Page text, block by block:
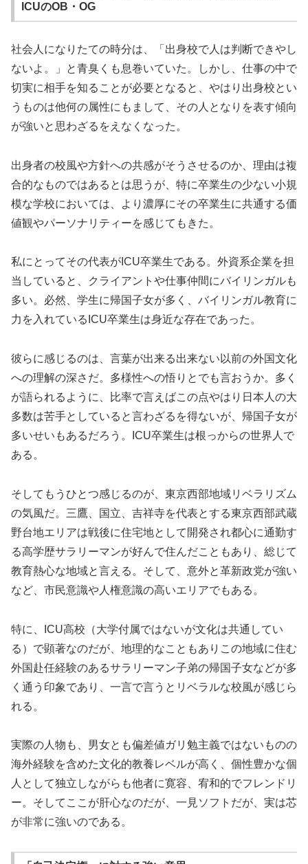
ICUのOB・OG
社会人になりたての時分は、「出身校で人は判断できやし
ないよ。」と青臭くも息巻いていた。しかし、仕事の中で
切実に相手を知ることが必要となると、やはり出身校とい
うものは他何の属性にもまして、その人となりを表す傾向
が強いと思わざるをえなくなった。
出身者の校風や方針への共感がそうさせるのか、理由は複
合的なものではあるとは思うが、特に卒業生の少ない小規
模な学校においては、より濃厚にその卒業生に共通する価
値観やパーソナリティーを感じてもきた。
私にとってその代表がICU卒業生である。外資系企業を担
当していると、クライアントや仕事仲間にバイリンガルも
多い。必然、学生に帰国子女が多く、バイリンガル教育に
力を入れているICU卒業生は身近な存在であった。
彼らに感じるのは、言葉が出来る出来ない以前の外国文化
への理解の深さだ。多様性への悟りとでも言おうか。多く
が語られるように、比率で言えばこの点やはり日本人の大
多数は苦手としていると言わざるを得ないが、帰国子女が
多いせいもあるだろう。ICU卒業生は根っからの世界人で
ある。
そしてもうひとつ感じるのが、東京西部地域リベラリズム
の気風だ。三鷹、国立、吉祥寺を代表とする東京西部武蔵
野台地エリアは戦後に住宅地として開発され都心に通勤す
る高学歴サラリーマンが好んで住んだこともあり、総じて
教育熱心な地域と言える。そして、意外と革新政党が強い
など、市民意識や人権意識の高いエリアでもある。
特に、ICU高校（大学付属ではないが文化は共通してい
る）で顕著なのだが、地理的なこともありこの地域に住む
外国赴任経験のあるサラリーマン子弟の帰国子女などが多
く通う印象であり、一言で言うとリベラルな校風が感じら
れる。
実際の人物も、男女とも偏差値ガリ勉主義ではないものの
海外経験を含めた文化的教養レベルが高く、個性豊かな個
人として独立しながらも他者に寛容、宥和的でフレンドリ
ー。そしてここが肝心なのだが、一見ソフトだが、実は芯
が非常に強いのである。